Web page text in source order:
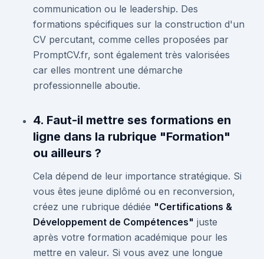
communication ou le leadership. Des
formations spécifiques sur la construction d'un
CV percutant, comme celles proposées par
PromptCV.fr, sont également très valorisées
car elles montrent une démarche
professionnelle aboutie.
4. Faut-il mettre ses formations en
ligne dans la rubrique "Formation"
ou ailleurs ?
Cela dépend de leur importance stratégique. Si
vous êtes jeune diplômé ou en reconversion,
créez une rubrique dédiée "Certifications &
Développement de Compétences" juste
après votre formation académique pour les
mettre en valeur. Si vous avez une longue